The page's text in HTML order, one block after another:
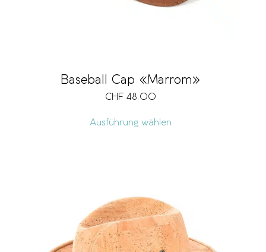
Baseball Cap «Marrom»
CHF 48.00
Ausführung wählen